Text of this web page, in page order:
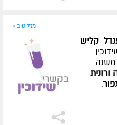
מזל טוב »
קליש
.